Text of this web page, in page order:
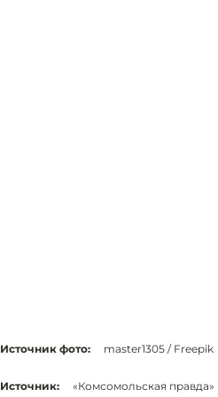
Источник фото: master1305 / Freepik
Источник: «Комсомольская правда»